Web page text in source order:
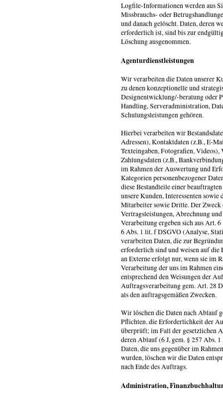
Logfile-Informationen werden aus
Missbrauchs- oder
und danach gelöscht. Daten, deren
erforderlich ist, sind bis zur
Löschung ausgenommen.
Agenturdienstleistungen
Wir verarbeiten die Daten unserer
zu denen konzeptionelle und
Designentwicklung/-beratung oder
Handling, Serveradministration,
Schulungsleistungen gehören.
Hierbei verarbeiten wir
Adressen), Kontaktdaten (z.B., E-
Texteingaben, Fotografien, Videos),
Zahlungsdaten (z.B.,
im Rahmen der Auswertung und
Kategorien personenbezogener
diese Bestandteile einer
unsere Kunden, Interessenten sowie
Mitarbeiter sowie Dritte. Der
Vertragsleistungen, Abrechnung
Verarbeitung ergeben sich aus Art.
6 Abs. 1 lit. f DSGVO (Analyse,
verarbeiten Daten, die zur
erforderlich sind und weisen auf
an Externe erfolgt nur, wenn sie im
Verarbeitung der uns im Rahmen
entsprechend den Weisungen der
Auftragsverarbeitung gem. Art. 28
als den auftragsgemäßen Zwecken.
Wir löschen die Daten nach Ablauf
Pflichten. die Erforderlichkeit der
überprüft; im Fall der gesetzlichen
deren Ablauf (6 J, gem. § 257 Abs.
Daten, die uns gegenüber im
wurden, löschen wir die Daten
nach Ende des Auftrags.
Administration,